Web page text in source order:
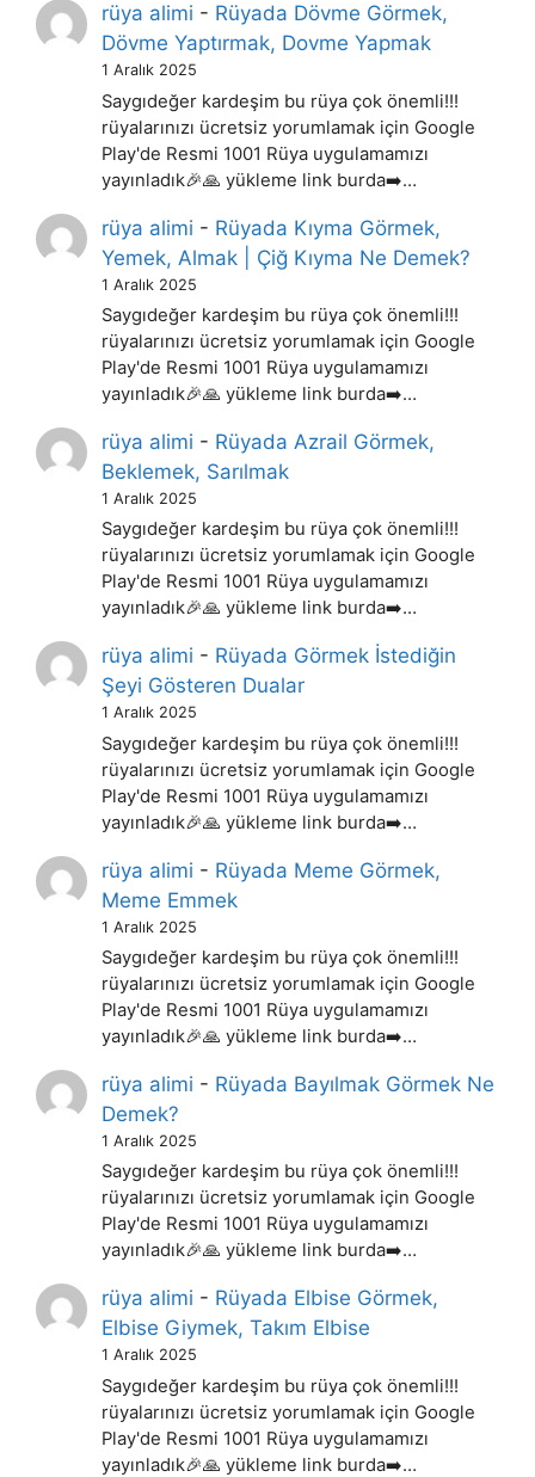
rüya alimi - Rüyada Dövme Görmek,
Dövme Yaptırmak, Dovme Yapmak
1 Aralık 2025
Saygıdeğer kardeşim bu rüya çok önemli!!!
rüyalarınızı ücretsiz yorumlamak için Google
Play'de Resmi 1001 Rüya uygulamamızı
yayınladık🎉🙏 yükleme link burda➡️…
rüya alimi - Rüyada Kıyma Görmek,
Yemek, Almak | Çiğ Kıyma Ne Demek?
1 Aralık 2025
Saygıdeğer kardeşim bu rüya çok önemli!!!
rüyalarınızı ücretsiz yorumlamak için Google
Play'de Resmi 1001 Rüya uygulamamızı
yayınladık🎉🙏 yükleme link burda➡️…
rüya alimi - Rüyada Azrail Görmek,
Beklemek, Sarılmak
1 Aralık 2025
Saygıdeğer kardeşim bu rüya çok önemli!!!
rüyalarınızı ücretsiz yorumlamak için Google
Play'de Resmi 1001 Rüya uygulamamızı
yayınladık🎉🙏 yükleme link burda➡️…
rüya alimi - Rüyada Görmek İstediğin
Şeyi Gösteren Dualar
1 Aralık 2025
Saygıdeğer kardeşim bu rüya çok önemli!!!
rüyalarınızı ücretsiz yorumlamak için Google
Play'de Resmi 1001 Rüya uygulamamızı
yayınladık🎉🙏 yükleme link burda➡️…
rüya alimi - Rüyada Meme Görmek,
Meme Emmek
1 Aralık 2025
Saygıdeğer kardeşim bu rüya çok önemli!!!
rüyalarınızı ücretsiz yorumlamak için Google
Play'de Resmi 1001 Rüya uygulamamızı
yayınladık🎉🙏 yükleme link burda➡️…
rüya alimi - Rüyada Bayılmak Görmek Ne
Demek?
1 Aralık 2025
Saygıdeğer kardeşim bu rüya çok önemli!!!
rüyalarınızı ücretsiz yorumlamak için Google
Play'de Resmi 1001 Rüya uygulamamızı
yayınladık🎉🙏 yükleme link burda➡️…
rüya alimi - Rüyada Elbise Görmek,
Elbise Giymek, Takım Elbise
1 Aralık 2025
Saygıdeğer kardeşim bu rüya çok önemli!!!
rüyalarınızı ücretsiz yorumlamak için Google
Play'de Resmi 1001 Rüya uygulamamızı
yayınladık🎉🙏 yükleme link burda➡️…